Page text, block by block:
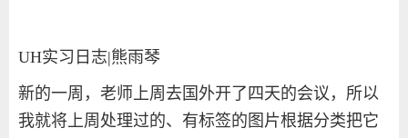
UH实习日志|熊雨琴
新的一周，老师上周去国外开了四天的会议，所以
我就将上周处理过的、有标签的图片根据分类把它